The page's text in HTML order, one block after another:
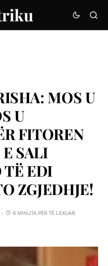
MOS U
U
FITOREN
SALI
TË EDI
ZGJEDHJE!
6 MINUTA PËR TË LEXUAR